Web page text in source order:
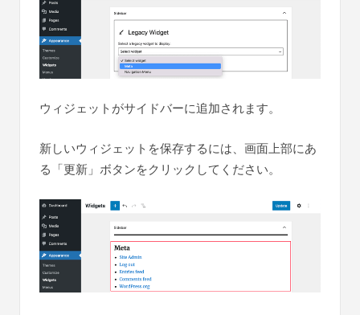
ウィジェットがサイドバーに追加されます。
新しいウィジェットを保存するには、画面上部にあ
る「更新」ボタンをクリックしてください。